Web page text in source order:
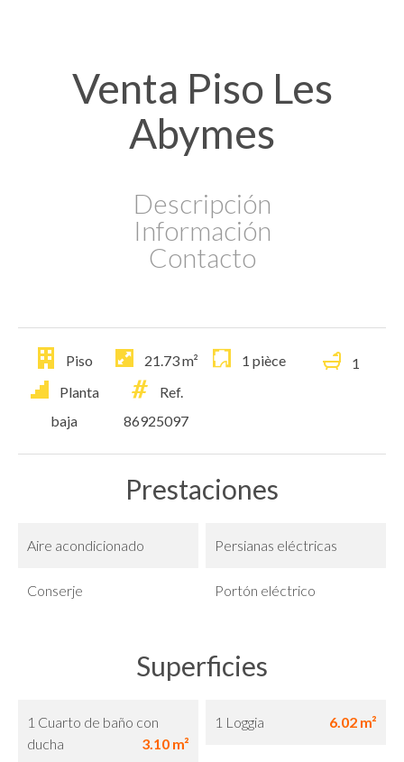
Venta Piso Les
Abymes
Descripción
Información
Contacto
Piso 21.73m² 1 pièce
1
Planta
baja
Ref.
86925097
Prestaciones
Aire acondicionado Persianas eléctricas
Conserje Portón eléctrico
Superficies
1 Cuarto de baño con
ducha
3.10 m²
1 Loggia 6.02 m²